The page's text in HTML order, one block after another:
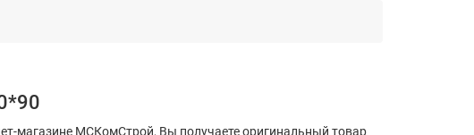
магазине МСКомСтрой, Вы получаете оригинальный товар